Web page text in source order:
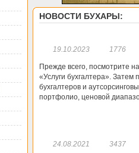
НОВОСТИ БУХАРЫ:
19.10.2023 1776
Прежде всего, посмотрите
«Услуги бухгалтера». Затем
бухгалтеров и
портфолио, ценовой
24.08.2021 3437